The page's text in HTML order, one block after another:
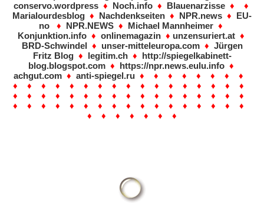
conservo.wordpress♦ Noch.info♦ Blauenarzisse♦ ♦
Marialourdesblog ♦ Nachdenkseiten ♦ NPR.news ♦ EU-
no ♦ NPR.NEWS ♦ Michael Mannheimer ♦
Konjunktion.info♦ onlinemagazin♦ unzensuriert.at♦
BRD-Schwindel ♦ unser-mitteleuropa.com♦ Jürgen
Fritz Blog♦ legitim.ch♦ http://spiegelkabinett-
blog.blogspot.com♦ https://npr.news.eulu.info♦
achgut.com ♦ anti-spiegel.ru ♦ ♦ ♦ ♦ ♦ ♦ ♦ ♦
♦ ♦ ♦ ♦ ♦ ♦ ♦ ♦ ♦ ♦ ♦ ♦ ♦ ♦ ♦ ♦ ♦
♦ ♦ ♦ ♦ ♦ ♦ ♦ ♦ ♦ ♦ ♦ ♦ ♦ ♦ ♦ ♦ ♦
♦ ♦ ♦ ♦ ♦ ♦ ♦ ♦ ♦ ♦ ♦ ♦ ♦ ♦ ♦ ♦ ♦
♦ ♦ ♦ ♦ ♦ ♦ ♦